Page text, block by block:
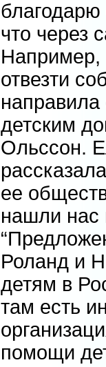
благодарю
что через
Например,
отвезти
детским
Ольссон.
ее
нашли нас
Роланд и
детям в
там есть
помощи